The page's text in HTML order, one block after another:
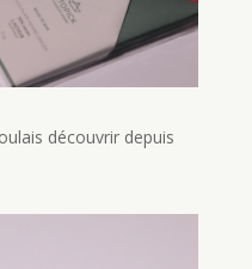
découvrir depuis